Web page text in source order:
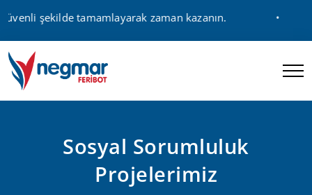
şekilde tamamlayarak zaman kazanın.
Sosyal Sorumluluk
Projelerimiz